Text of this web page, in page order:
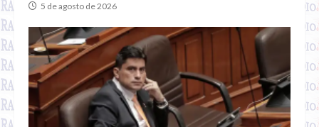
5 de agosto de 2026